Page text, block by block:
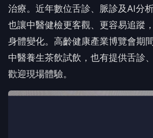
治療。近年數位舌診、脈診及AI分
也讓中醫健檢更客觀、更容易追蹤
身體變化。高齡健康產業博覽會期
中醫養生茶飲試飲，也有提供舌診
歡迎現場體驗。